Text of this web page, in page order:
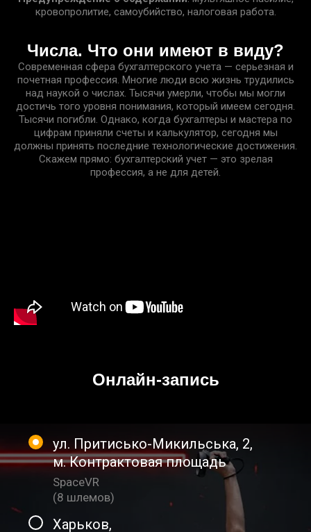
кровопролитие, самоубийство, налоговая работа.
Числа. Что они имеют в виду?
Современная сфера бухгалтерского учета — серьезная и
почетная профессия. Многие люди всю жизнь трудились
над наукой о числах. Тысячи умерли, чтобы мы могли
достичь того уровня понимания, который имеем сегодня.
Тысячи погибли. Однако, когда бухгалтеры и мастера по
цифрам приняли счеты и калькулятор, сегодня мы
должны принять последние технологические достижения.
Скажем прямо: бухгалтерский учет — это зрелая
профессия, а не для детей.
Онлайн-запись
ул. Притисько-Микильська, 2,
м. Контрактовая площадь
SpaceVR
(8 шлемов)
Харьков,